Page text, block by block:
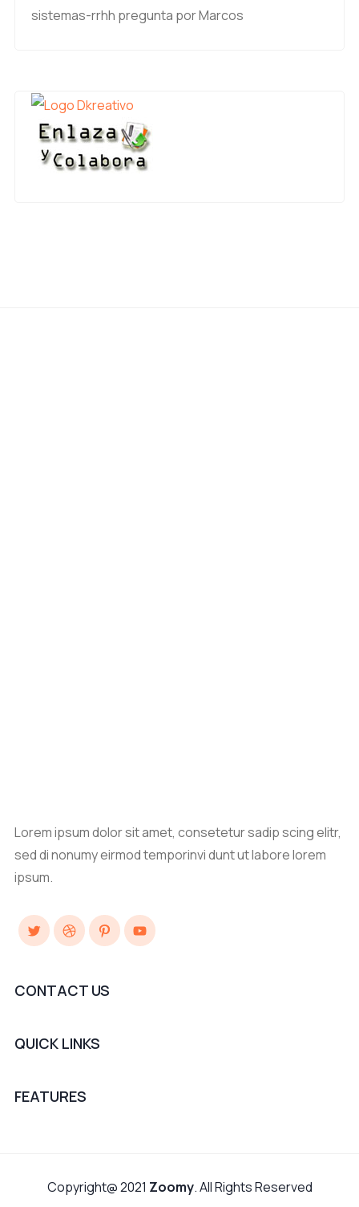
sistemas-rrhh pregunta por Marcos
Lorem ipsum dolor sit amet, consetetur sadip scing elitr,
sed di nonumy eirmod temporinvi dunt ut labore lorem
ipsum.
TwitterDribbblePinterestYouTube
CONTACT US
QUICK LINKS
FEATURES
Copyright@ 2021 Zoomy. All Rights Reserved